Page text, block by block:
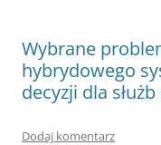
Wybrane
hybrydowego
decyzji dla
Dodaj komentarz